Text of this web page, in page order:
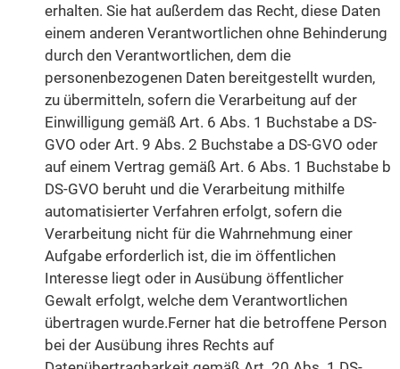
erhalten. Sie hat außerdem das Recht, diese Daten
einem anderen Verantwortlichen ohne Behinderung
durch den Verantwortlichen, dem die
personenbezogenen Daten bereitgestellt wurden,
zu übermitteln, sofern die Verarbeitung auf der
Einwilligung gemäß Art. 6 Abs. 1 Buchstabe a DS-
GVO oder Art. 9 Abs. 2 Buchstabe a DS-GVO oder
auf einem Vertrag gemäß Art. 6 Abs. 1 Buchstabe b
DS-GVO beruht und die Verarbeitung mithilfe
automatisierter Verfahren erfolgt, sofern die
Verarbeitung nicht für die Wahrnehmung einer
Aufgabe erforderlich ist, die im öffentlichen
Interesse liegt oder in Ausübung öffentlicher
Gewalt erfolgt, welche dem Verantwortlichen
übertragen wurde.Ferner hat die betroffene Person
bei der Ausübung ihres Rechts auf